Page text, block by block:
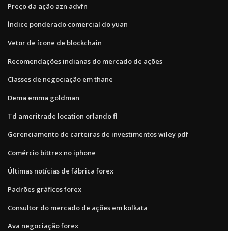
Preço da ação azn advfn
Índice ponderado comercial do yuan
Vetor de ícone de blockchain
Recomendações indianas do mercado de ações
Classes de negociação em thane
Dema emma goldman
Td ameritrade location orlando fl
Gerenciamento de carteiras de investimentos wiley pdf
Comércio bittrex no iphone
Últimas notícias de fábrica forex
Padrões gráficos forex
Consultor do mercado de ações em kolkata
Ava negociação forex